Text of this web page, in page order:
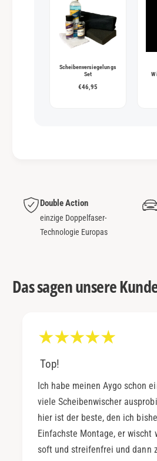
Scheibenversiegelungs
Set
€46,95
Double Action
einzige Doppelfaser-
Technologie Europas
Das sagen unsere
Top!
Ich habe meinen Aygo schon
viele Scheibenwischer
hier ist der beste, den ich
Einfachste Montage, er wischt
soft und streifenfrei und dann